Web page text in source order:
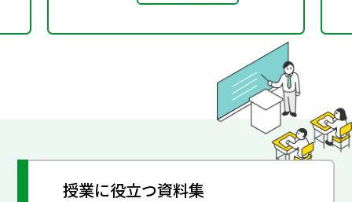
授業に役立つ資料集